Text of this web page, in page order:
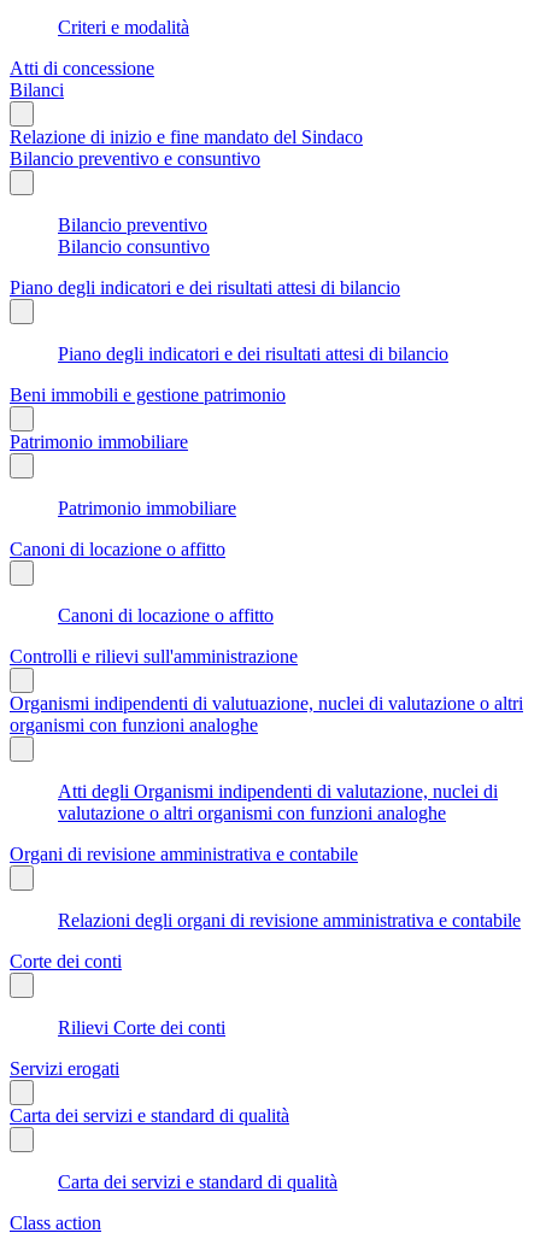
Criteri e modalità
Atti di concessione
Bilanci
Relazione di inizio e fine mandato del Sindaco
Bilancio preventivo e consuntivo
Bilancio preventivo
Bilancio consuntivo
Piano degli indicatori e dei risultati attesi di bilancio
Piano degli indicatori e dei risultati attesi di bilancio
Beni immobili e gestione patrimonio
Patrimonio immobiliare
Patrimonio immobiliare
Canoni di locazione o affitto
Canoni di locazione o affitto
Controlli e rilievi sull'amministrazione
Organismi indipendenti di valutuazione, nuclei di valutazione o altri
organismi con funzioni analoghe
Atti degli Organismi indipendenti di valutazione, nuclei di
valutazione o altri organismi con funzioni analoghe
Organi di revisione amministrativa e contabile
Relazioni degli organi di revisione amministrativa e contabile
Corte dei conti
Rilievi Corte dei conti
Servizi erogati
Carta dei servizi e standard di qualità
Carta dei servizi e standard di qualità
Class action